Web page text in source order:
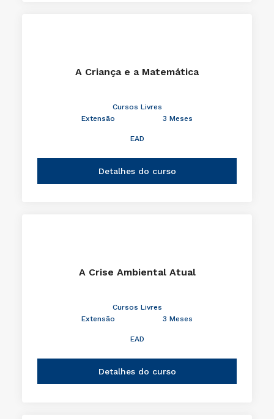
A Criança e a Matemática
Cursos Livres
Extensão
3 Meses
EAD
Detalhes do curso
A Crise Ambiental Atual
Cursos Livres
Extensão
3 Meses
EAD
Detalhes do curso